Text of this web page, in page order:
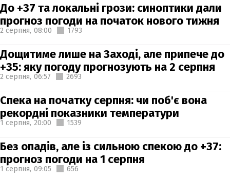
До +37 та локальні грози: синоптики дали
прогноз погоди на початок нового тижня
2 серпня, 08:00 1793
Дощитиме лише на Заході, але припече до
+35: яку погоду прогнозують на 2 серпня
2 серпня, 06:57 2693
Спека на початку серпня: чи поб'є вона
рекордні показники температури
1 серпня, 20:00 1539
Без опадів, але із сильною спекою до +37:
прогноз погоди на 1 серпня
1 серпня, 09:05 656